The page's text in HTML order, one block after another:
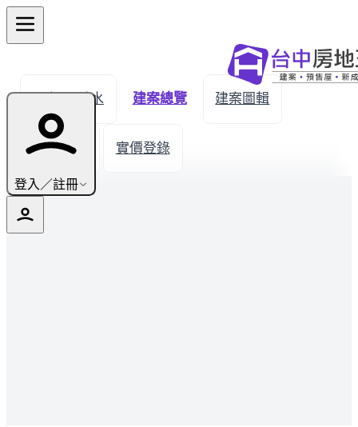
登入／註冊
← 返回秀水 建案總覽 建案圖輯
生活機能 實價登錄